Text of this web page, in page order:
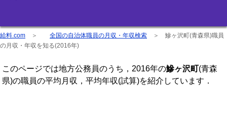
給料.com ＞ 全国の自治体職員の月収・年収検索 ＞ 鰺ヶ沢町(青森県)職員
の月収・年収を知る(2016年)
このページでは地方公務員のうち，2016年の鰺ヶ沢町(青森
県)の職員の平均月収，平均年収(試算)を紹介しています．